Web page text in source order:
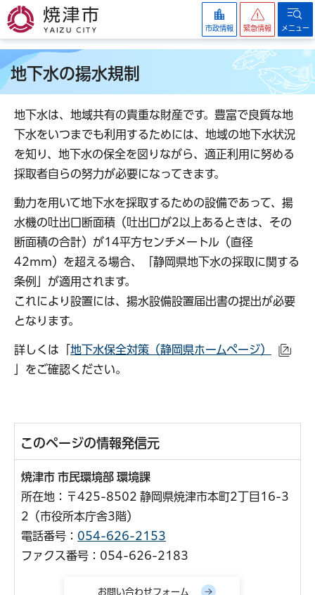
焼津市
市政情報 緊急情報 メニュー
地下水の揚水規制
地下水は、地域共有の貴重な財産です。豊富で良質な地
下水をいつまでも利用するためには、地域の地下水状況
を知り、地下水の保全を図りながら、適正利用に努める
採取者自らの努力が必要になってきます。
動力を用いて地下水を採取するための設備であって、揚
水機の吐出口断面積（吐出口が2以上あるときは、その
断面積の合計）が14平方センチメートル（直径
42mm）を超える場合、「静岡県地下水の採取に関する
条例」が適用されます。
これにより設置には、揚水設備設置届出書の提出が必要
となります。
詳しくは「地下水保全対策（静岡県ホームページ）
」をご確認ください。
このページの情報発信元
焼津市 市民環境部 環境課
所在地：〒425-8502 静岡県焼津市本町2丁目16-3
2（市役所本庁舎3階）
電話番号： 054-626-2153
ファクス番号：054-626-2183